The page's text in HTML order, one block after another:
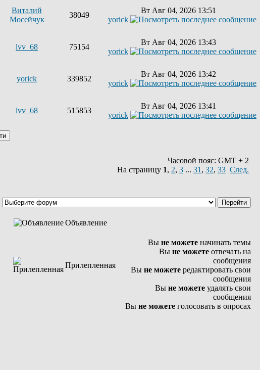
Виталий
Мосейчук
38049
Вт Авг 04, 2026 13:51
yorick
lvv_68 75154
Вт Авг 04, 2026 13:43
yorick
yorick 339852
Вт Авг 04, 2026 13:42
yorick
lvv_68 515853
Вт Авг 04, 2026 13:41
yorick
Часовой пояс: GMT + 2
На страницу 1, 2, 3 ... 31 , 32, 33 След.
Объявление
Прилепленная
Вы не можете начинать темы
Вы не можете отвечать на
сообщения
Вы не можете редактировать свои
сообщения
Вы не можете удалять свои
сообщения
Вы не можете голосовать в опросах